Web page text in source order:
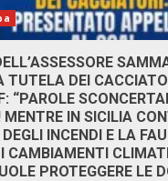
TUTELA DEI
“PAROLE
IN SICILIA
INCENDI E LA
CAMBIAMENTI
PROTEGGERE LE